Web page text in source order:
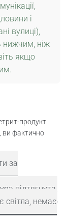
і
вулиці),
нижчим, ніж
якщо
продукт
ви фактично
за
підтягнута,
світла, немає